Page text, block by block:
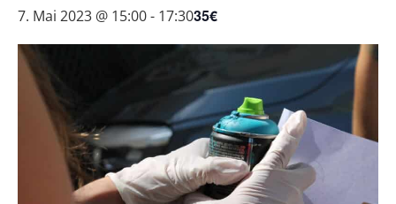
7. Mai 2023 @ 15:00- 17:3035€